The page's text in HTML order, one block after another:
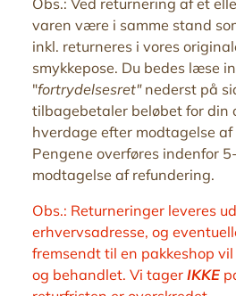
varen være i samme stand
inkl. returneres i vores
smykkepose. Du bedes læse
"fortrydelsesret"nederst på
tilbagebetaler beløbet for din
hverdage efter modtagelse
Pengene overføres indenfor
modtagelse af refundering.
Obs.: Returneringer leveres
erhvervsadresse, og
fremsendt til en pakkeshop vil
og behandlet. Vi tager IKKE